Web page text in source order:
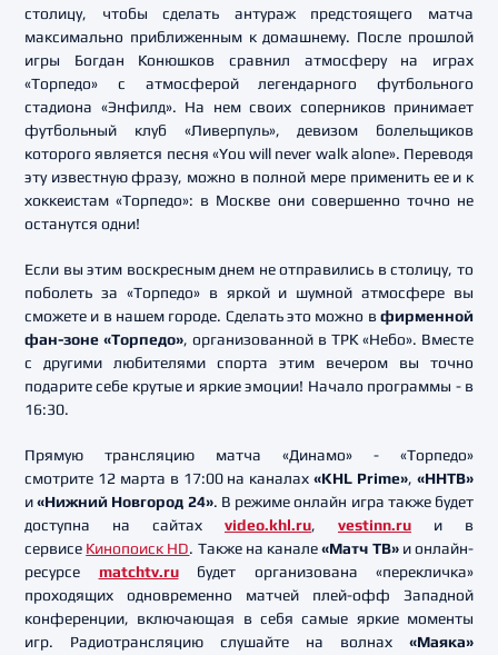
столицу, чтобы сделать антураж предстоящего матча
максимально приближенным к домашнему. После прошлой
игры Богдан Конюшков сравнил атмосферу на играх
«Торпедо» с атмосферой легендарного футбольного
стадиона «Энфилд». На нем своих соперников принимает
футбольный клуб «Ливерпуль», девизом болельщиков
которого является песня «You will never walk alone». Переводя
эту известную фразу, можно в полной мере применить ее и к
хоккеистам «Торпедо»: в Москве они совершенно точно не
останутся одни!
Если вы этим воскресным днем не отправились в столицу, то
поболеть за «Торпедо» в яркой и шумной атмосфере вы
сможете и в нашем городе. Сделать это можно вфирменной
фан-зоне «Торпедо», организованной в ТРК «Небо». Вместе
с другими любителями спорта этим вечером вы точно
подарите себе крутые и яркие эмоции! Начало программы - в
16:30.
Прямую трансляцию матча «Динамо» - «Торпедо»
смотрите 12 марта в 17:00 на каналах«KHL Prime»,«ННТВ»
и«Нижний Новгород 24». В режиме онлайн игра также будет
доступна на сайтах video.khl.ru, vestinn.ru и в
сервисе Кинопоиск HD. Также на канале«Матч ТВ»и онлайн-
ресурсе matchtv.ruбудет организована «перекличка»
проходящих одновременно матчей плей-офф Западной
конференции, включающая в себя самые яркие моменты
игр. Радиотрансляцию слушайте на волнах «Маяка»